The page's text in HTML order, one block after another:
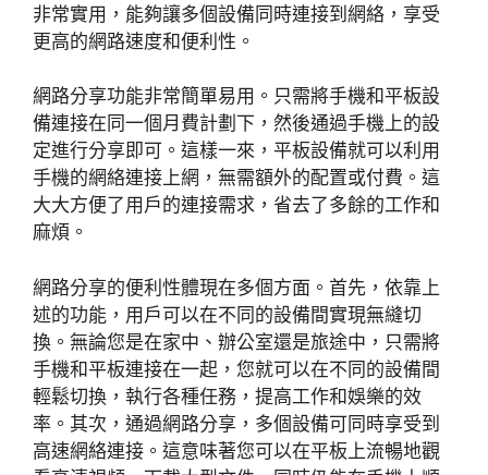
非常實用，能夠讓多個設備同時連接到網絡，享受
更高的網路速度和便利性。
網路分享功能非常簡單易用。只需將手機和平板設
備連接在同一個月費計劃下，然後通過手機上的設
定進行分享即可。這樣一來，平板設備就可以利用
手機的網絡連接上網，無需額外的配置或付費。這
大大方便了用戶的連接需求，省去了多餘的工作和
麻煩。
網路分享的便利性體現在多個方面。首先，依靠上
述的功能，用戶可以在不同的設備間實現無縫切
換。無論您是在家中、辦公室還是旅途中，只需將
手機和平板連接在一起，您就可以在不同的設備間
輕鬆切換，執行各種任務，提高工作和娛樂的效
率。其次，通過網路分享，多個設備可同時享受到
高速網絡連接。這意味著您可以在平板上流暢地觀